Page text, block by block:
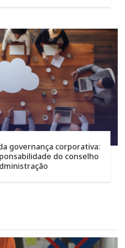
governança corporativa:
do conselho